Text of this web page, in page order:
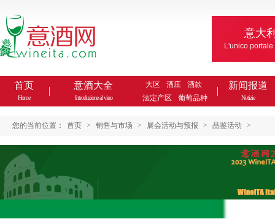
意大
L'unico
首页
Home
意酒大全
Introduzione al vino
大区 酒庄
酒款
法定产区
葡萄品种
新闻报道
Notizie
您的当前位置： 首页 > 销售与市场 > 展会活动与预报 > 品鉴活动 >